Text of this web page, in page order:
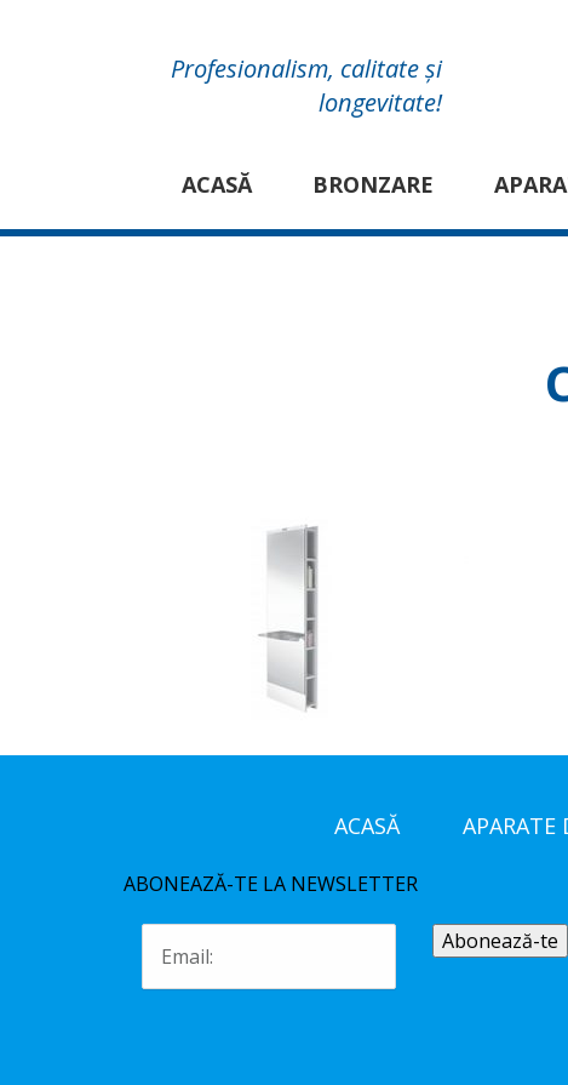
Profesionalism, calitate și
longevitate!
ACASĂ BRONZARE
ACASĂ APARATE
ABONEAZĂ-TE LA NEWSLETTER